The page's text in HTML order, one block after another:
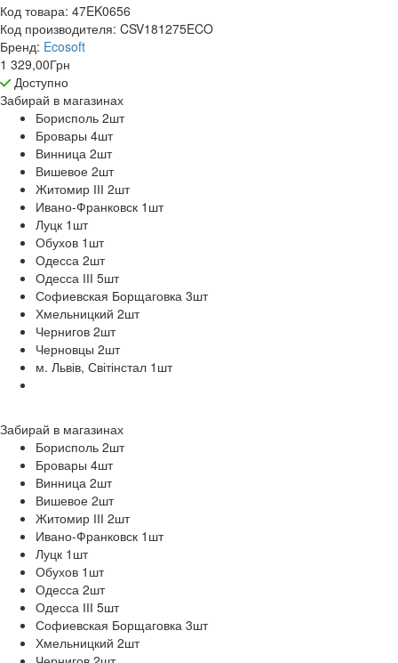
Код товара: 47EK0656
Код производителя: CSV181275ECO
Бренд: Ecosoft
1 329,00Грн
Доступно
Забирай в магазинах
Борисполь 2шт
Бровары 4шт
Винница 2шт
Вишевое 2шт
Житомир ІІІ 2шт
Ивано-Франковск 1 шт
Луцк 1 шт
Обухов 1 шт
Одесса 2шт
Одесса ІІІ 5шт
Софиевская Борщаговка 3шт
Хмельницкий 2шт
Чернигов 2шт
Черновцы 2шт
м. Львів, Світінстал 1 шт
Забирай в магазинах
Борисполь 2шт
Бровары 4шт
Винница 2шт
Вишевое 2шт
Житомир ІІІ 2шт
Ивано-Франковск 1 шт
Луцк 1 шт
Обухов 1 шт
Одесса 2шт
Одесса ІІІ 5шт
Софиевская Борщаговка 3шт
Хмельницкий 2шт